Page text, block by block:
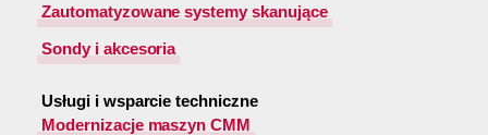
Zautomatyzowane systemy skanujące
Sondy i akcesoria
Usługi i wsparcie techniczne
Modernizacje maszyn CMM